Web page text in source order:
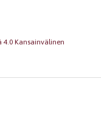
4.0 Kansainvälinen